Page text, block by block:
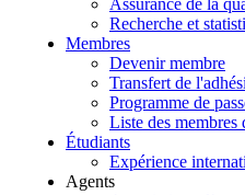
Assurance de la
Recherche et
Membres
Devenir membre
Transfert de
Programme de
Liste des membres
Étudiants
Expérience
Agents